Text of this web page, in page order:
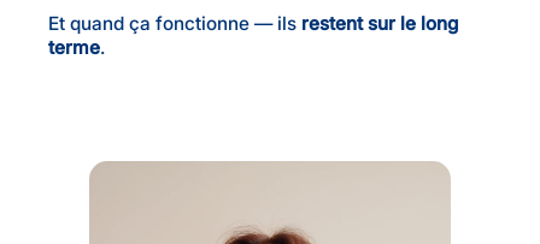
Et quand ça fonctionne — ils restent sur le long
terme.